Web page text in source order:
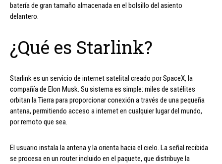
batería de gran tamaño almacenada en el bolsillo del asiento
delantero.
¿Qué es Starlink?
Starlink es un servicio de internet satelital creado por SpaceX, la
compañía de Elon Musk. Su sistema es simple: miles de satélites
orbitan la Tierra para proporcionar conexión a través de una pequeña
antena, permitiendo acceso a internet en cualquier lugar del mundo,
por remoto que sea.
El usuario instala la antena y la orienta hacia el cielo. La señal recibida
se procesa en un router incluido en el paquete, que distribuye la